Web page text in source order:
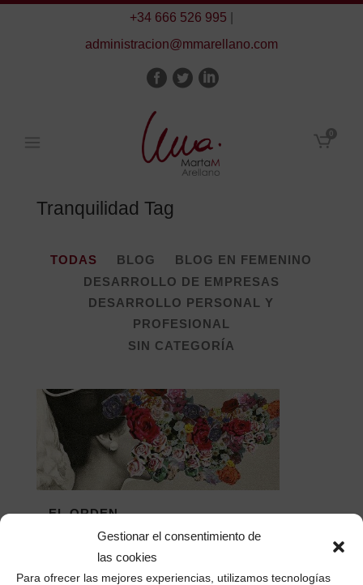
Gestionar el consentimiento de
las cookies
Para ofrecer las mejores experiencias, utilizamos tecnologías
+34 666 526 995
administracion@mmarellano.com
0
Tranquilidad Tag
TODAS BLOG
BLOG EN FEMENINO
DESARROLLO DE EMPRESAS
DESARROLLO PERSONAL Y
PROFESIONAL
SIN CATEGORÍA
EL ORDEN
Ah! El orden...
06 octubre, 2016/ 0 Comentarios